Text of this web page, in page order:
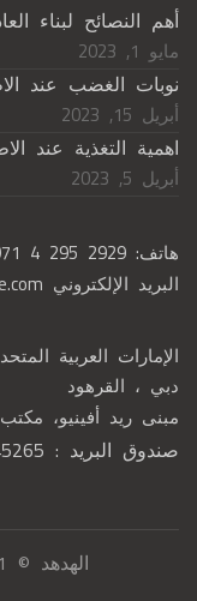
أهم النصائح لبناء
مايو 1, 2023
نوبات الغضب عند
أبريل 15, 2023
اهمية التغذية عند
أبريل 5, 2023
هاتف: 4 295 2929
البريد الإلكتروني
الإمارات العربية
دبي ، القرهود
مبنى ريد أفينيو، مكتب
صندوق البريد : 445265
الهدهد © 2021 جميع الحقوق محفوظة